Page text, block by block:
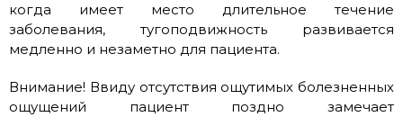
когда имеет место длительное течение
заболевания, тугоподвижность развивается
медленно и незаметно для пациента.
Внимание! Ввиду отсутствия ощутимых болезненных
ощущений пациент поздно замечает